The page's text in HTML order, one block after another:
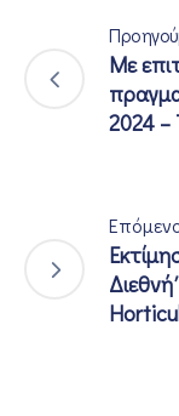
Με
2024 –